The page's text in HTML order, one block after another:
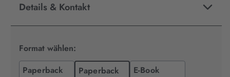
Details & Kontakt
Format wählen:
Paperback
Paperback
E-Book